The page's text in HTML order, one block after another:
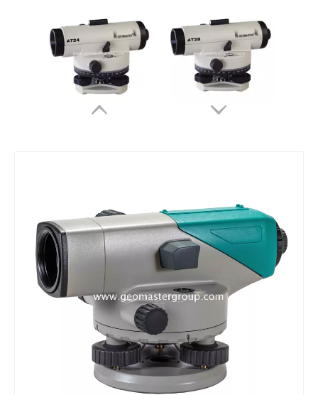
자동 레벨 자동 레벨
자동 레벨 자동 레벨